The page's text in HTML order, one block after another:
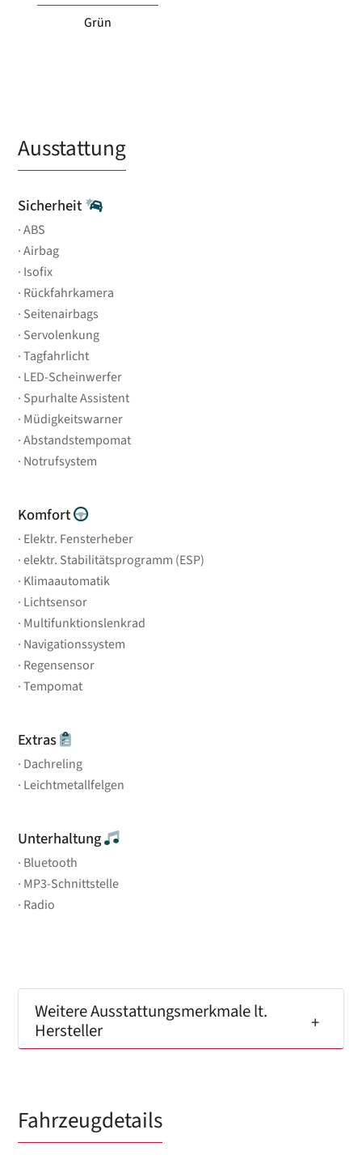
Grün
Ausstattung
Sicherheit
ABS
Airbag
Isofix
Rückfahrkamera
Seitenairbags
Servolenkung
Tagfahrlicht
LED-Scheinwerfer
Spurhalte Assistent
Müdigkeitswarner
Abstandstempomat
Notrufsystem
Komfort
Elektr. Fensterheber
elektr. Stabilitätsprogramm (ESP)
Klimaautomatik
Lichtsensor
Multifunktionslenkrad
Navigationssystem
Regensensor
Tempomat
Extras
Dachreling
Leichtmetallfelgen
Unterhaltung
Bluetooth
MP3-Schnittstelle
Radio
Weitere Ausstattungsmerkmale lt.
Hersteller
Fahrzeugdetails